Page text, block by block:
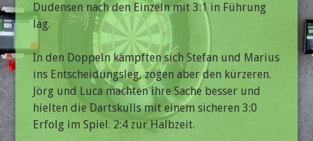
Dudensen nach den Einzeln mit 3:1 in Führung
lag.
In den Doppeln kämpften sich Stefan und Marius
ins Entscheidungsleg, zogen aber den kürzeren.
Jörg und Luca machten ihre Sache besser und
hielten die Dartskulls mit einem sicheren 3:0
Erfolg im Spiel. 2:4 zur Halbzeit.